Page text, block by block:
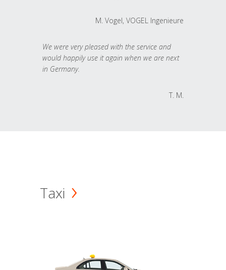
M. Vogel, VOGEL Ingenieure
We were very pleased with the service and
would happily use it again when we are next
in Germany.
T. M.
Taxi